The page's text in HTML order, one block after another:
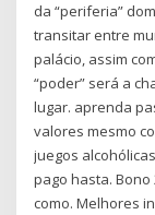
da “periferia”
transitar entre
palácio, assim
“poder” será a
lugar. aprenda
valores mesmo
juegos
pago hasta.
como. Melhores